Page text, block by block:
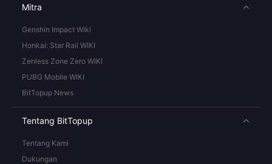
Mitra
Genshin Impact Wiki
Honkai: Star Rail WIKI
Zenless Zone Zero WIKI
PUBG Mobile WIKI
BitTopup News
Tentang BitTopup
Tentang Kami
Dukungan